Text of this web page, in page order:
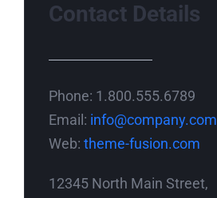
Contact Details
Phone: 1.800.555.6789
Email: info@company.com
Web: theme-fusion.com
12345 North Main Street,